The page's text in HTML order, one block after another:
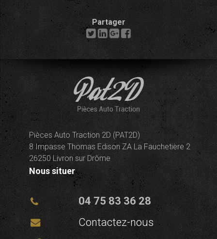
Partager
Pièces Auto Traction 2D (PAT2D)
8 Impasse Thomas Edison ZA La Fauchetière 2
26250 Livron sur Drôme
Nous situer
04 75 83 36 28
Contactez-nous